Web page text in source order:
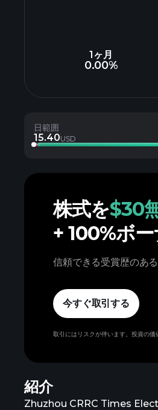
1ヶ月
0.00%
日範囲
15.40USD
紹介
Zhuzhou CRRC Times
株式を$30
+ 100%ボ
信頼できる受賞歴のあ
今すぐ取引する
取引にはリスクが伴います。投資の価